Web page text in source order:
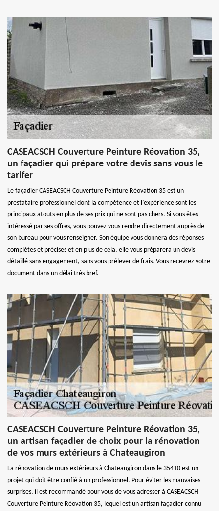
CASEACSCH Couverture Peinture Réovation 35,
un façadier qui prépare votre devis sans vous le
tarifer
Le façadier CASEACSCH Couverture Peinture Réovation 35 est un
prestataire professionnel dont la compétence et l’expérience sont les
principaux atouts en plus de ses prix qui ne sont pas chers. Si vous êtes
intéressé par ses offres, vous pouvez vous rendre directement auprès de
son bureau pour vous renseigner. Son équipe vous donnera des réponses
complètes et précises et en plus de cela, elle vous préparera un devis
détaillé sans engagement, sans vous prélever de frais. Vous recevrez votre
document dans un délai très bref.
CASEACSCH Couverture Peinture Réovation 35,
un artisan façadier de choix pour la rénovation
de vos murs extérieurs à Chateaugiron
La rénovation de murs extérieurs à Chateaugiron dans le 35410 est un
projet qui doit être confié à un professionnel. Pour éviter les mauvaises
surprises, il est recommandé pour vous de vous adresser à CASEACSCH
Couverture Peinture Réovation 35, lequel est un artisan façadier connu